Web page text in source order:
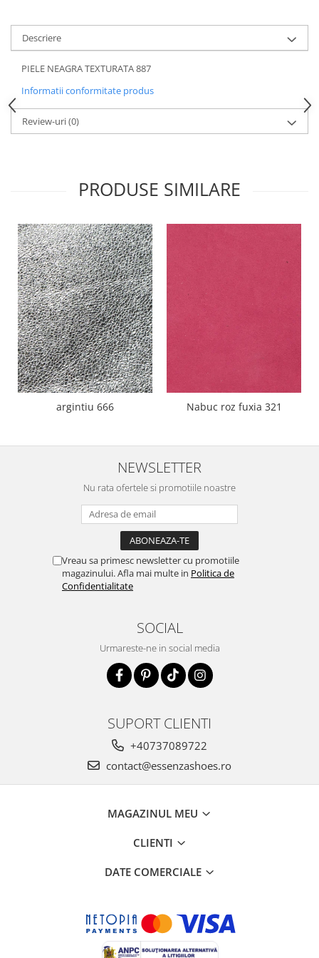
Descriere
PIELE NEAGRA TEXTURATA 887
Informatii conformitate produs
Review-uri(0)
PRODUSE SIMILARE
argintiu 666 Nabuc roz fuxia 321
NEWSLETTER
Nu rata ofertele si promotiile noastre
Vreau sa primesc newsletter cu promotiile
magazinului. Afla mai multe in Politica de
Confidentialitate
SOCIAL
Urmareste-ne in social media
SUPORT CLIENTI
+40737089722
contact@essenzashoes.ro
MAGAZINUL MEU
CLIENTI
DATE COMERCIALE